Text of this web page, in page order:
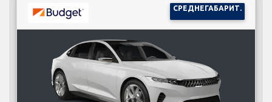
СРЕДНЕГАБАРИТ.